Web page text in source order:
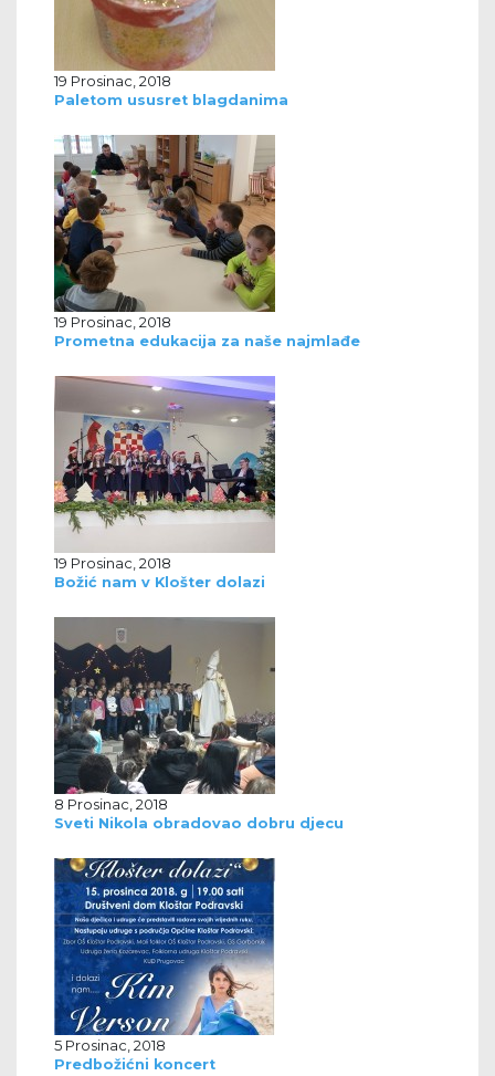
19 Prosinac, 2018
Paletom ususret blagdanima
19 Prosinac, 2018
Prometna edukacija za naše najmlađe
19 Prosinac, 2018
Božić nam v Klošter dolazi
8 Prosinac, 2018
Sveti Nikola obradovao dobru djecu
5 Prosinac, 2018
Predbožićni koncert